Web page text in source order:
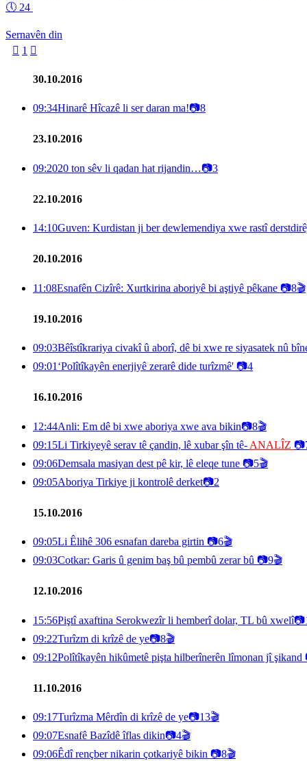
🕔 24
Sernavên din
 1 
30.10.2016
09:34Hinarê Hîcazê li ser daran ma!📷8
23.10.2016
09:2020 ton sêv li qadan hat rijandin…📷3
22.10.2016
14:10Guven: Kurdistan ji ber dewlemendiya xwe rastî
20.10.2016
11:08Esnafên Cizîrê: Xurtkirina aboriyê bi aştiyê pêkane 📷8🎬
19.10.2016
09:03Bêîstîkrariya civakî û aborî, dê bi xwe re siyasatek nû
09:01 ‘Polîtîkayên enerjiyê zerarê dide turîzmê' 📷4
16.10.2016
12:44Anli: Em dê bi xwe aboriya xwe ava bikin📷8🎬
09:15Li Tirkiyeyê serav tê çandin, lê xubar şîn tê- ANALÎZ 📷
09:06Demsala masiyan dest pê kir, lê eleqe tune 📷5🎬
09:05Aboriya Tirkiye ji kontrolê derket📷2
15.10.2016
09:05Li Êlihê 306 esnafan dareba girtin 📷6🎬
09:03Cotkar: Garis û genim baş bû pembû zerar bû 📷9🎬
12.10.2016
15:56Piştî axaftina Serokwezîr li hemberî dolar, TL bû xwelî📷
09:22Turîzm di krîzê de ye📷8🎬
09:12Polîtîkayên hikûmetê pişta hilberînerên lîmonan jî şikand
11.10.2016
09:17Turîzma Mêrdîn di krîzê de ye📷13🎬
09:07Esnafê Bazîdê îflas dikin📷4🎬
09:06Êdî rençber nikarin çotkariyê bikin 📷8🎬